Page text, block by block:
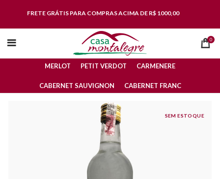
FRETE GRÁTIS PARA COMPRAS ACIMA DE R$ 1000,00
0
MERLOT PETIT VERDOT CARMENERE
CABERNET SAUVIGNON CABERNET FRANC
SEM ESTOQUE